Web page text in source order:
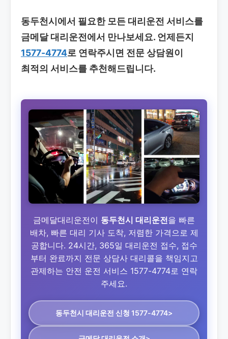
동두천시에서 필요한 모든 대리운전 서비스를
금메달 대리운전에서 만나보세요. 언제든지
1577-4774로 연락주시면 전문 상담원이
최적의 서비스를 추천해드립니다.
금메달대리운전이 동두천시 대리운전을 빠른
배차, 빠른 대리 기사 도착, 저렴한 가격으로 제
공합니다. 24시간, 365일 대리운전 접수, 접수
부터 완료까지 전문 상담사 대리콜을 책임지고
관제하는 안전 운전 서비스 1577-4774로 연락
주세요.
동두천시 대리운전 신청 1577-4774>